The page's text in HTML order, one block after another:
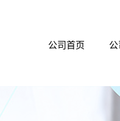
公司首页